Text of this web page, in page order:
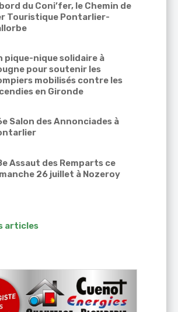
du Coni’fer, le Chemin de
Touristique Pontarlier-
pique-nique solidaire à
pour soutenir les
mobilisés contre les
en Gironde
Salon des Annonciades à
Assaut des Remparts ce
26 juillet à Nozeroy
articles